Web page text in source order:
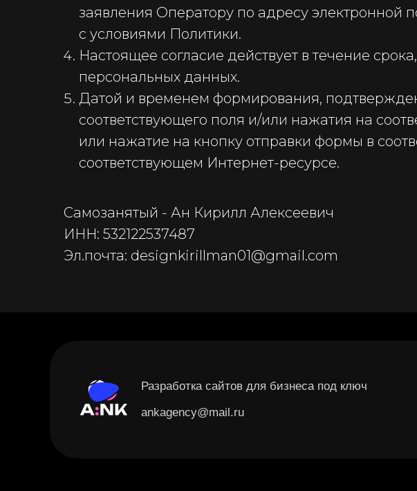
заявления Оператору по адресу электронной
с условиями Политики.
Настоящее согласие действует в течение
персональных данных.
Датой и временем формирования,
соответствующего поля и/или нажатия на
или нажатие на кнопку отправки формы в
соответствующем Интернет-ресурсе.
Самозанятый - Ан Кирилл Алексеевич
ИНН: 532122537487
Эл.почта: designkirillman01@gmail.com
ankagency@mail.ru
Разработка сайтов для бизнеса под ключ